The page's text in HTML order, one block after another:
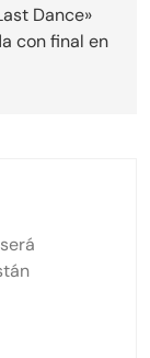
Dance»
con final en